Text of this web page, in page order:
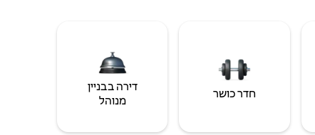
חדר כושר
דירה בבניין
מנוהל